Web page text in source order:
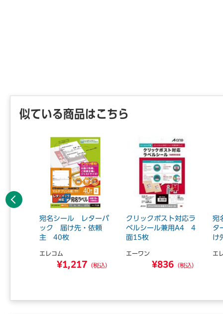
似ている商品はこちら
宛名シール レターパ
ック 届け先・依頼
主 40枚
エレコム
¥1,217 （税込）
クリックポスト対応ラ
ベルシール兼用A4 4
面15枚
エーワン
¥836 （税込）
宛
タ
け
エ
前へ